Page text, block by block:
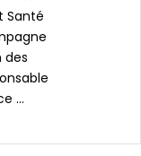
Santé
des
...